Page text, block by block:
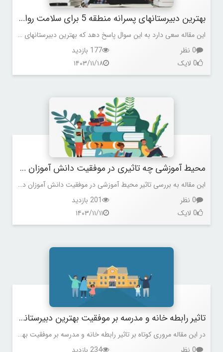
بهترین دبیرستانهای پسرانه منطقه 5 برای سلامت روان دانش آموزان خود چه کرده اند؟
این مقاله سعی دارد به این سوال پاسخ دهد که بهترین دبیرستانهای پسرانه منطقه 5 برای سلامت روان دانش آموزان خود چه کرده اند؟
0 نظر
177 بازدید
0 لایک
۱۴۰۳/۱۱/۱۸
محیط آموزشی چه تاثیری در موفقیت دانش آموزان دبیرستانهای پسرانه منطقه 5 داشته است؟
این مقاله به بررسی تاثیر محیط آموزشی در موفقیت دانش آموزان دبیرستانهای پسرانه منطقه 5 اختصاص دارد.
0 نظر
201 بازدید
0 لایک
۱۴۰۳/۱۱/۱۱
تاثیر رابطه خانه و مدرسه بر موفقیت بهترین دبیرستانهای پسرانه منطقه 5
در این مقاله مروری کوتاه بر تاثیر رابطه خانه و مدرسه بر موفقیت بهترین دبیرستانهای پسرانه منطقه 5 خواهیم داشت.